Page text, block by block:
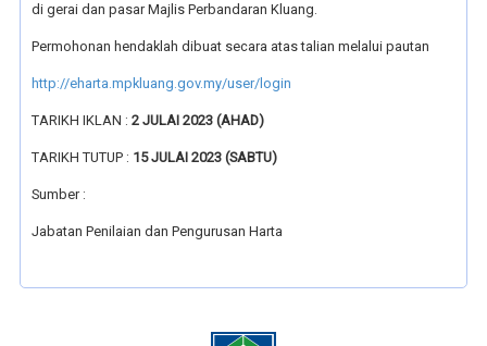
di gerai dan pasar Majlis Perbandaran Kluang.
Permohonan hendaklah dibuat secara atas talian melalui pautan
http://eharta.mpkluang.gov.my/user/login
TARIKH IKLAN : 2 JULAI 2023 (AHAD)
TARIKH TUTUP : 15 JULAI 2023 (SABTU)
Sumber :
Jabatan Penilaian dan Pengurusan Harta